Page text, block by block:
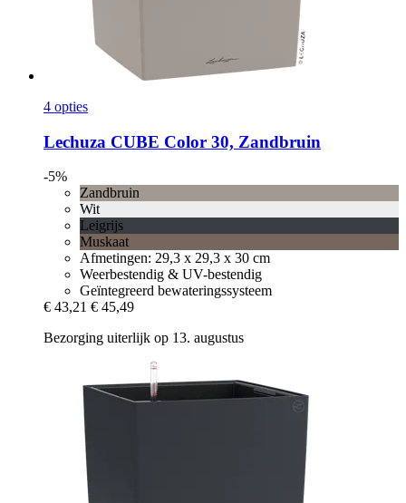
4 opties
Lechuza CUBE Color 30, Zandbruin
-5%
Zandbruin
Wit
Leigrijs
Muskaat
Afmetingen: 29,3 x 29,3 x 30 cm
Weerbestendig & UV-bestendig
Geïntegreerd bewateringssysteem
€ 43,21 € 45,49
Bezorging uiterlijk op 13. augustus